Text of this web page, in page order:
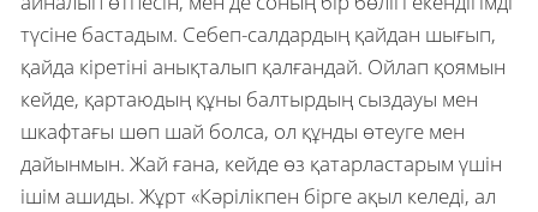
түсіне бастадым. Себеп-салдардың қайдан шығып,
қайда кіретіні анықталып қалғандай. Ойлап қоямын
кейде, қартаюдың құны балтырдың сыздауы мен
шкафтағы шөп шай болса, ол құнды өтеуге мен
дайынмын. Жай ғана, кейде өз қатарластарым үшін
ішім ашиды. Жұрт «Кәрілікпен бірге ақыл келеді, ал